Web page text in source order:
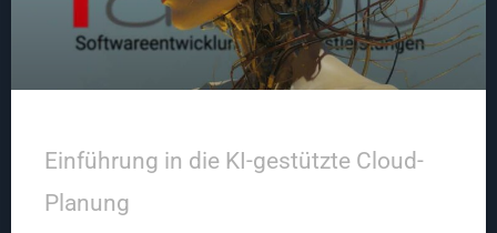
Einführung in die KI-gestützte Cloud-
Planung